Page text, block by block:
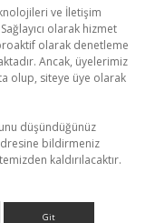
ve İletişim
olarak hizmet
olarak denetleme
Ancak, üyelerimiz
olup, siteye üye olarak
düşündüğünüz
bildirmeniz
kaldırılacaktır.